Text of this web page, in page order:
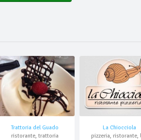
Trattoria del Guado
ristorante, trattoria
La Chiocciola
pizzeria, ristorante,